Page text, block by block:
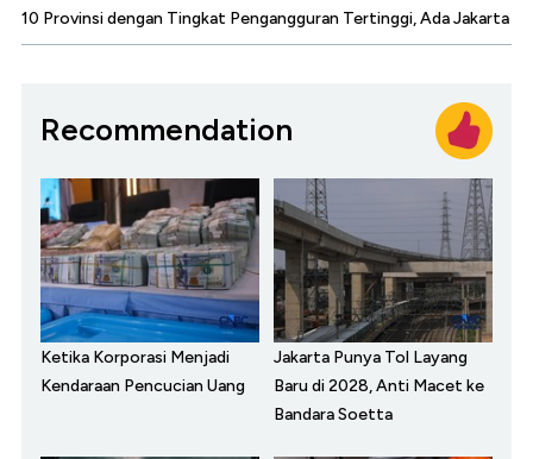
10 Provinsi dengan Tingkat Pengangguran Tertinggi, Ada Jakarta
Recommendation
Ketika Korporasi Menjadi
Kendaraan Pencucian Uang
Jakarta Punya Tol Layang
Baru di 2028, Anti Macet ke
Bandara Soetta